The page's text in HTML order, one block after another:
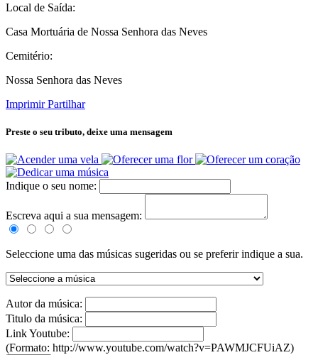
Local de Saída:
Casa Mortuária de Nossa Senhora das Neves
Cemitério:
Nossa Senhora das Neves
Imprimir Partilhar
Preste o seu tributo, deixe uma mensagem
Indique o seu nome:
Escreva aqui a sua mensagem:
Seleccione uma das músicas sugeridas ou se preferir indique a sua.
Autor da música:
Titulo da música:
Link Youtube:
(Formato: http://www.youtube.com/watch?v=PAWMJCFUiAZ)